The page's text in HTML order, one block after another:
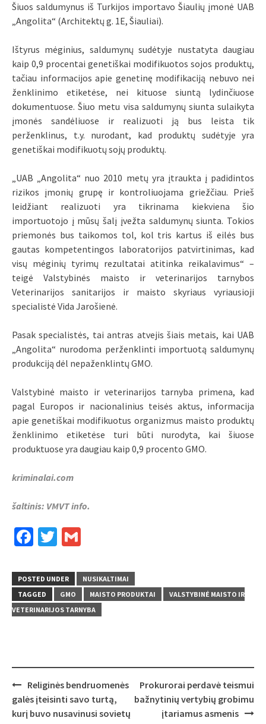
Šiuos saldumynus iš Turkijos importavo Šiaulių įmonė UAB
„Angolita“ (Architektų g. 1E, Šiauliai).
Ištyrus mėginius, saldumynų sudėtyje nustatyta daugiau
kaip 0,9 procentai genetiškai modifikuotos sojos produktų,
tačiau informacijos apie genetinę modifikaciją nebuvo nei
ženklinimo etiketėse, nei kituose siuntą lydinčiuose
dokumentuose. Šiuo metu visa saldumynų siunta sulaikyta
įmonės sandėliuose ir realizuoti ją bus leista tik
perženklinus, t.y. nurodant, kad produktų sudėtyje yra
genetiškai modifikuotų sojų produktų.
„UAB „Angolita“ nuo 2010 metų yra įtraukta į padidintos
rizikos įmonių grupę ir kontroliuojama griežčiau. Prieš
leidžiant realizuoti yra tikrinama kiekviena šio
importuotojo į mūsų šalį įvežta saldumynų siunta. Tokios
priemonės bus taikomos tol, kol tris kartus iš eilės bus
gautas kompetentingos laboratorijos patvirtinimas, kad
visų mėginių tyrimų rezultatai atitinka reikalavimus“ –
teigė Valstybinės maisto ir veterinarijos tarnybos
Veterinarijos sanitarijos ir maisto skyriaus vyriausioji
specialistė Vida Jarošienė.
Pasak specialistės, tai antras atvejis šiais metais, kai UAB
„Angolita“ nurodoma perženklinti importuotą saldumynų
produkciją dėl nepaženklintų GMO.
Valstybinė maisto ir veterinarijos tarnyba primena, kad
pagal Europos ir nacionalinius teisės aktus, informacija
apie genetiškai modifikuotus organizmus maisto produktų
ženklinimo etiketėse turi būti nurodyta, kai šiuose
produktuose yra daugiau kaip 0,9 procento GMO.
kriminalai.com
šaltinis: VMVT info.
Facebook
Twitter
POSTED UNDER
NUSIKALTIMAI
TAGGED
GMO MAISTO PRODUKTAI
VALSTYBINĖ MAISTO IR
VETERINARIJOS TARNYBA
Post
navigation
Religinės bendruomenės
galės įteisinti savo turtą,
kurį buvo nusavinusi sovietų
Prokurorai perdavė teismui
bažnytinių vertybių grobimu
įtariamus asmenis